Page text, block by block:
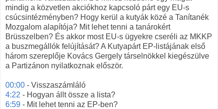
mindig a közvetlen akciókhoz kapcsoló párt egy EU-s
csúcsintézményben? Hogy kerül a kutyák közé a Tanítanék
Mozgalom alapítója? Mit lehet tenni a tanárokért
Brüsszelben? És akkor most EU-s ügyekre cseréli az MKKP
a buszmegállók felújítását? A Kutyapárt EP-listájának első
három szereplője Kovács Gergely társelnökkel kiegészülve
a Partizánon nyilatkoznak először.
00:00 - Visszaszámláló
4:22 - Hogyan állt össze a lista?
6:59 - Mit lehet tenni az EP-ben?